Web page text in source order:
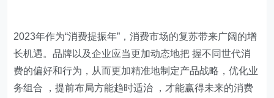
2023年作为“消费提振年”，消费市场的复苏带来广阔的增
长机遇。品牌以及企业应当更加动态地把 握不同世代消
费的偏好和行为，从而更加精准地制定产品战略，优化业
务组合 ，提前布局方能趋时适治 ，才能赢得未来的消费